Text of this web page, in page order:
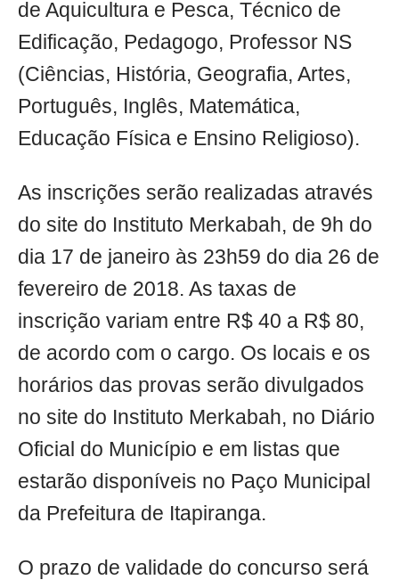
de Aquicultura e Pesca, Técnico de
Edificação, Pedagogo, Professor NS
(Ciências, História, Geografia, Artes,
Português, Inglês, Matemática,
Educação Física e Ensino Religioso).
As inscrições serão realizadas através
do site do Instituto Merkabah, de 9h do
dia 17 de janeiro às 23h59 do dia 26 de
fevereiro de 2018. As taxas de
inscrição variam entre R$ 40 a R$ 80,
de acordo com o cargo. Os locais e os
horários das provas serão divulgados
no site do Instituto Merkabah, no Diário
Oficial do Município e em listas que
estarão disponíveis no Paço Municipal
da Prefeitura de Itapiranga.
O prazo de validade do concurso será